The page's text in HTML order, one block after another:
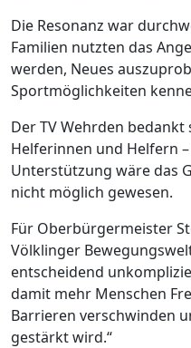
Die Resonanz war
Familien nutzten das
werden, Neues
Sportmöglichkeiten
Der TV Wehrden
Helferinnen und Helfern
Unterstützung wäre das
nicht möglich gewesen.
Für Oberbürgermeister
Völklinger
entscheidend
damit mehr Menschen
Barrieren verschwinden
gestärkt wird.“